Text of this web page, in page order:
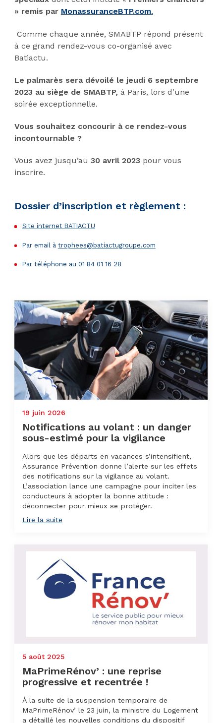
» remis par MonassuranceBTP.com.
Comme chaque année, SMABTP répond présent
à ce grand rendez-vous co-organisé avec
Batiactu.
Le palmarès sera dévoilé le jeudi 6 septembre
2023 au siège de SMABTP, à Paris, lors d’une
soirée exceptionnelle.
Vous souhaitez concourir à ce rendez-vous
incontournable ?
Vous avez jusqu’au 30 avril 2023pour vous
inscrire.
Dossier d’inscription et règlement :
Site internet BATIACTU
Par email à trophees@batiactugroupe.com
Par téléphone au 01 84 01 16 28
19 juin 2026
Notifications au volant : un danger
sous-estimé pour la vigilance
Alors que les départs en vacances s’intensifient,
Assurance Prévention donne l’alerte sur les effets
des notifications sur la vigilance au volant.
L’association lance une campagne pour inciter les
conducteurs à adopter la bonne attitude :
déconnecter pour mieux se protéger.
Lire la suite
5 août 2025
MaPrimeRénov’ : une reprise
progressive et recentrée !
À la suite de la suspension temporaire de
MaPrimeRénov’ le 23 juin, la ministre du Logement
a détaillé les nouvelles conditions du dispositif